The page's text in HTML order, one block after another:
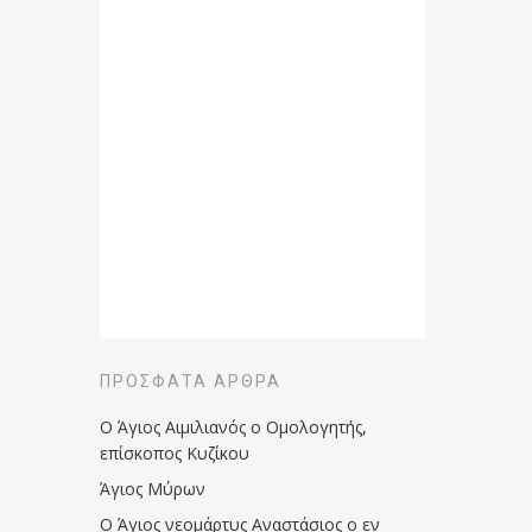
ΠΡΌΣΦΑΤΑ ΆΡΘΡΑ
Ο Άγιος Αιμιλιανός ο Ομολογητής,
επίσκοπος Κυζίκου
Άγιος Μύρων
Ο Άγιος νεομάρτυς Αναστάσιος ο εν